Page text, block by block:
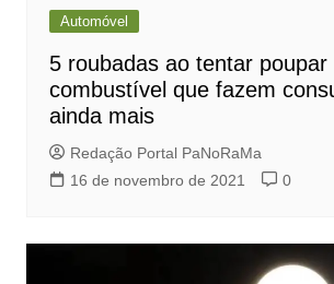
Automóvel
5 roubadas ao tentar poupar
combustível que fazem
ainda mais
Redação Portal PaNoRaMa
16 de novembro de 2021
0